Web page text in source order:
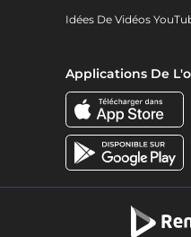
Idées De Vidéos
Applications De